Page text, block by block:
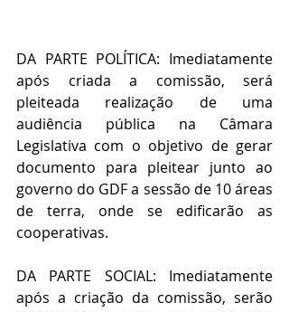
DA PARTE POLÍTICA: Imediatamente
após criada a comissão, será
pleiteada realização de uma
audiência pública na Câmara
Legislativa com o objetivo de gerar
documento para pleitear junto ao
governo do GDF a sessão de 10 áreas
de terra, onde se edificarão as
cooperativas.
DA PARTE SOCIAL: Imediatamente
após a criação da comissão, serão